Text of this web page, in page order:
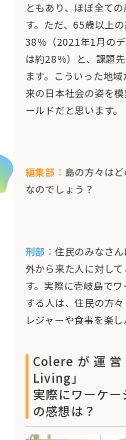
ともあり、ほぼ全て
す。ただ、65歳以上
38％（2021年1月の
は約28％）と、課題
ます。こういった地
来の日本社会の姿を
ールドだと思います。
編集部： 島の方々は
なのでしょう？
刑部： 住民のみなさ
外から来た人に対し
す。実際に壱岐島で
する人は、住民の方
レジャーや食事を楽し
Colereが運
Living」
実際にワーケ
の感想は？